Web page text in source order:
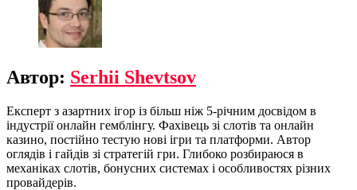
Автор: Serhii Shevtsov
Експерт з азартних ігор із більш ніж 5-річним досвідом в
індустрії онлайн гемблінгу. Фахівець зі слотів та онлайн
казино, постійно тестую нові ігри та платформи. Автор
оглядів і гайдів зі стратегій гри. Глибоко розбираюся в
механіках слотів, бонусних системах і особливостях різних
провайдерів.